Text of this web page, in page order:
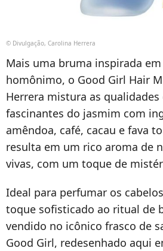
© Divulgação, Carolina Herrera
Mais uma bruma inspirada
homônimo, o Good Girl Hair
Herrera mistura as qualidades
fascinantes do jasmim com
amêndoa, café, cacau e fava
resulta em um rico aroma de
vivas, com um toque de
Ideal para perfumar os
toque sofisticado ao ritual de
vendido no icônico frasco de
Good Girl, redesenhado aqui